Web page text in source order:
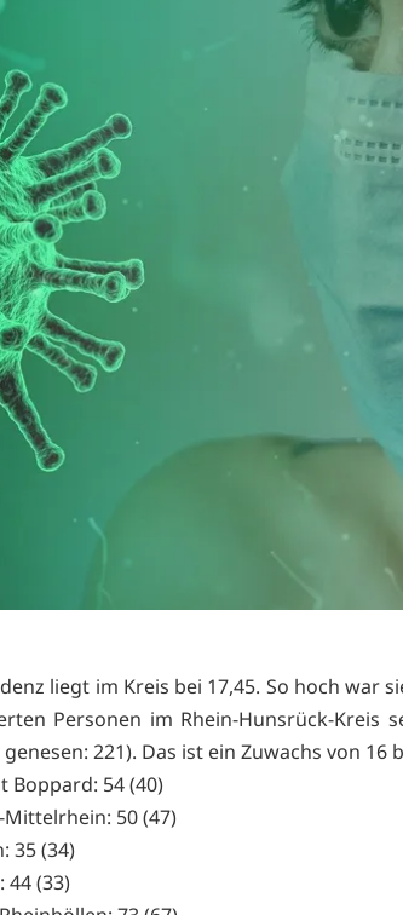
liegt im Kreis bei 17,45. So hoch war
Personen im Rhein-Hunsrück-Kreis
221). Das ist ein Zuwachs von 16
Boppard: 54 (40)
50 (47)
35 (34)
44 (33)